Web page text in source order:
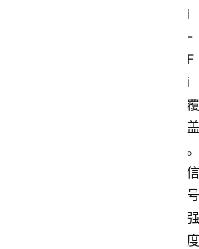
i
-
F
i
覆
盖
。
信
号
强
度